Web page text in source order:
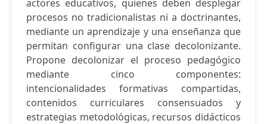
actores educativos, quienes deben desplegar
procesos no tradicionalistas ni a doctrinantes,
mediante un aprendizaje y una enseñanza que
permitan configurar una clase decolonizante.
Propone decolonizar el proceso pedagógico
mediante cinco componentes:
intencionalidades formativas compartidas,
contenidos curriculares consensuados y
estrategias metodológicas, recursos didácticos